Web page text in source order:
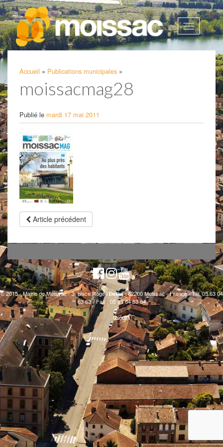
Afficher
la
Accueil » Publications municipales »
moissacmag28
Publié le mardi 17 mai 2011
Article précédent
© 2015 - Mairie de Moissac - 3, place Roger Delthil - 82200 Moissac - France - Tél. 05 63 04
63 63 - Fax : 05 63 04 63 64
Crédits